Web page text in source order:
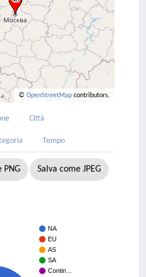
© OpenStreetMap contributors.
Città
Tempo
PNG Salva come JPEG
NA
EU
AS
SA
Contin…